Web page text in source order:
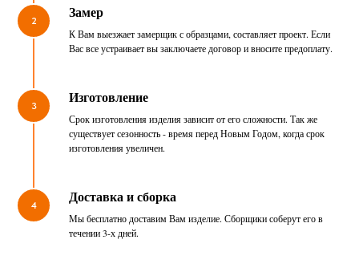
2 Замер
К Вам выезжает замерщик с образцами, составляет проект. Если
Вас все устраивает вы заключаете договор и вносите предоплату.
3 Изготовление
Срок изготовления изделия зависит от его сложности. Так же
существует сезонность - время перед Новым Годом, когда срок
изготовления увеличен.
4 Доставка и сборка
Мы бесплатно доставим Вам изделие. Сборщики соберут его в
течении 3-х дней.